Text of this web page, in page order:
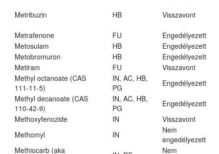
Metribuzin HB Visszavont
Metrafenone FU
Engedélyezett
Metosulam
HB
Engedélyezett
Metobromuron
HB
Engedélyezett
Metiram
FU
Visszavont
Methyl octanoate (CAS
111-11-5)
IN, AC, HB,
PG
Engedélyezett
Methyl decanoate (CAS
110-42-9)
IN, AC, HB,
PG
Engedélyezett
Methoxyfenozide
IN
Visszavont
Methomyl
IN
Nem
engedélyezett
Methiocarb (aka
Nem